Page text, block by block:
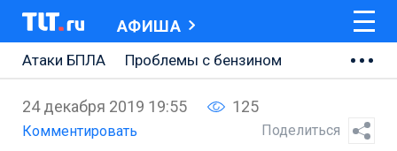
АФИША
Атаки БПЛА
Проблемы с бензином
АВТОВАЗ
Ремонт Центральной площади
24 декабря 2019 19:55 125
Комментировать Поделиться